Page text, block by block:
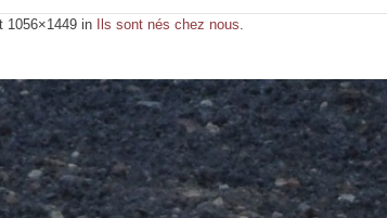
1056×1449 in Ils sont nés chez nous.